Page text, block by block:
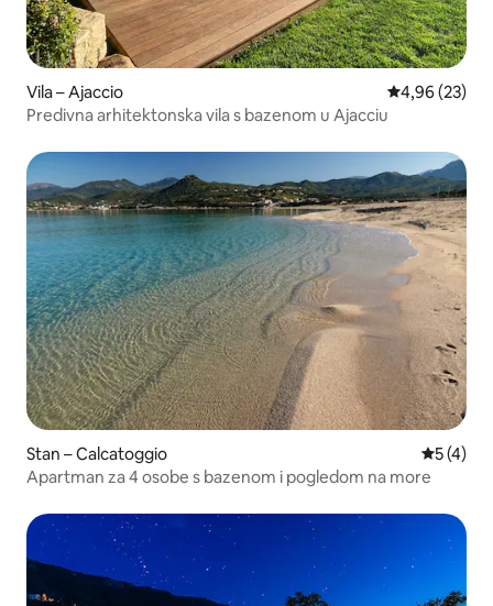
Vila – Ajaccio Prosječna
4,96 (23)
Predivna arhitektonska vila s bazenom u Ajacciu
Stan – Calcatoggio
5 (4)
Apartman za 4 osobe s bazenom i pogledom na more